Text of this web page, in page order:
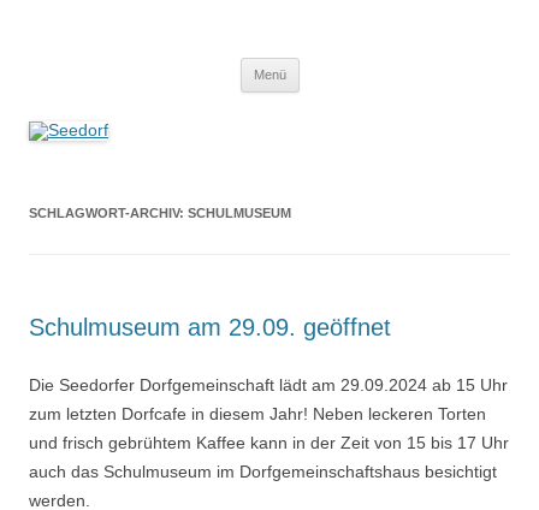
Menü
SCHLAGWORT-ARCHIV: SCHULMUSEUM
Schulmuseum am 29.09. geöffnet
Die Seedorfer Dorfgemeinschaft lädt am 29.09.2024 ab 15 Uhr
zum letzten Dorfcafe in diesem Jahr! Neben leckeren Torten
und frisch gebrühtem Kaffee kann in der Zeit von 15 bis 17 Uhr
auch das Schulmuseum im Dorfgemeinschaftshaus besichtigt
werden.